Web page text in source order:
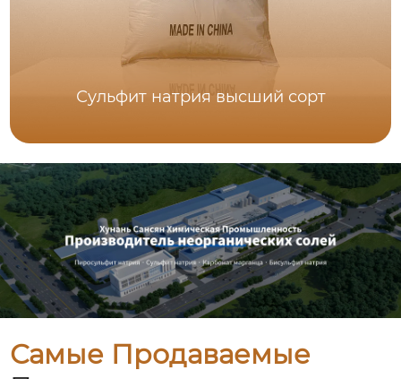
Сульфит натрия высший сорт
Самые Продаваемые